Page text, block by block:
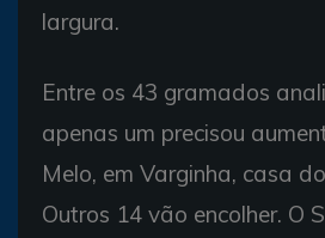
largura.
Entre os 43 gramados
apenas um precisou
Melo, em Varginha, casa
Outros 14 vão encolher. O